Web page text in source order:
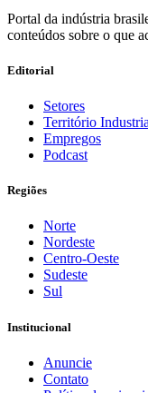
Portal da indústria
conteúdos sobre o que
Editorial
Setores
Território
Empregos
Podcast
Regiões
Norte
Nordeste
Centro-Oeste
Sudeste
Sul
Institucional
Anuncie
Contato